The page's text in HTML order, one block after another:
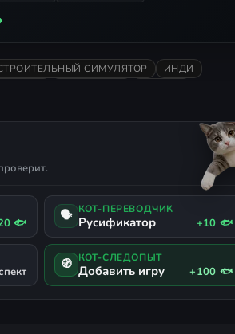
СИМУЛЯТОР
ИНДИ
🐟 🗣 КОТ-ПЕРЕВОДЧИК
Русификатор +10 🐟
🧭 КОТ-СЛЕДОПЫТ
Добавить игру +100 🐟